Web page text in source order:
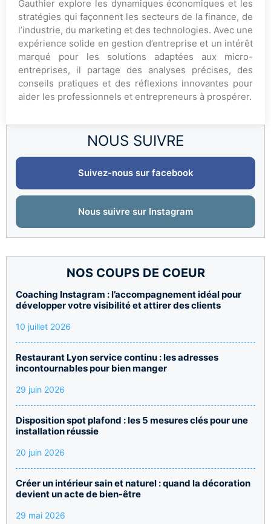
NOUS SUIVRE
Suivez-nous sur facebook
Nous suivre sur Instagram
NOS COUPS DE COEUR
Coaching Instagram : l’accompagnement idéal pour
développer votre visibilité et attirer des clients
10 juillet 2026
Restaurant Lyon service continu : les adresses
incontournables pour bien manger
29 juin 2026
Disposition spot plafond : les 5 mesures clés pour une
installation réussie
20 juin 2026
Créer un intérieur sain et naturel : quand la décoration
devient un acte de bien-être
29 mai 2026
Gauthier explore les dynamiques économiques et les
stratégies qui façonnent les secteurs de la finance, de
l’industrie, du marketing et des technologies. Avec une
expérience solide en gestion d’entreprise et un intérêt
marqué pour les solutions adaptées aux micro-
entreprises, il partage des analyses précises, des
conseils pratiques et des réflexions innovantes pour
aider les professionnels et entrepreneurs à prospérer.